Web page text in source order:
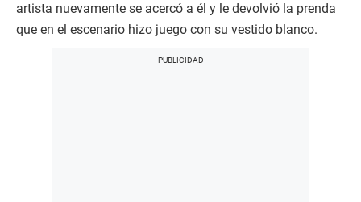
artista nuevamente se acercó a él y le devolvió la prenda
que en el escenario hizo juego con su vestido blanco.